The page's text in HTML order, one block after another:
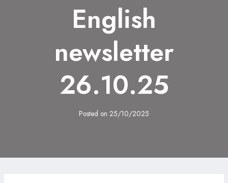
English
newsletter
26.10.25
Posted on 25/10/2025